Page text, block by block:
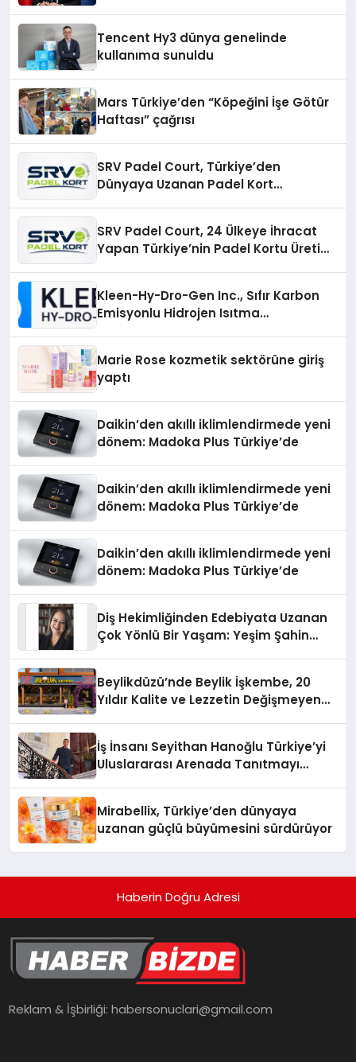
Tencent Hy3 dünya genelinde
kullanıma sunuldu
Mars Türkiye’den “Köpeğini İşe Götür
Haftası” çağrısı
SRV Padel Court, Türkiye’den
Dünyaya Uzanan Padel Kort
SRV Padel Court, 24 Ülkeye İhracat
Yapan Türkiye’nin Padel Kortu Üretim
Kleen-Hy-Dro-Gen Inc., Sıfır Karbon
Emisyonlu Hidrojen Isıtma
Marie Rose kozmetik sektörüne giriş
yaptı
Daikin’den akıllı iklimlendirmede yeni
dönem: Madoka Plus Türkiye’de
Daikin’den akıllı iklimlendirmede yeni
dönem: Madoka Plus Türkiye’de
Daikin’den akıllı iklimlendirmede yeni
dönem: Madoka Plus Türkiye’de
Diş Hekimliğinden Edebiyata Uzanan
Çok Yönlü Bir Yaşam: Yeşim Şahin
Beylikdüzü’nde Beylik İşkembe, 20
Yıldır Kalite ve Lezzetin Değişmeyen
İş İnsanı Seyithan Hanoğlu Türkiye’yi
Uluslararası Arenada Tanıtmayı
Mirabellix, Türkiye’den dünyaya
uzanan güçlü büyümesini sürdürüyor
Haberin Doğru Adresi
Reklam & İşbirliği:habersonuclari@gmail.com